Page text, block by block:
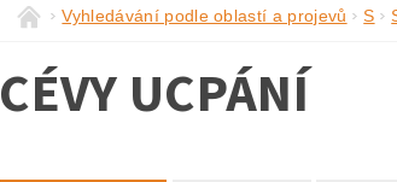
Vyhledávání podle oblastí a projevů S
CÉVY UCPÁNÍ